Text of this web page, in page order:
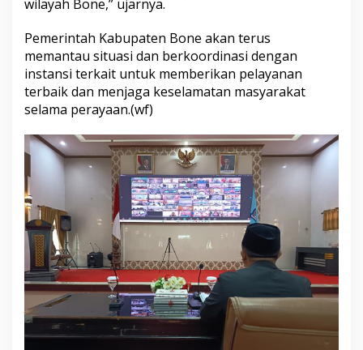
N
t
a
l
d
a
n
a
h
u
a
2
0
2
s
e
wilayah Bone,” ujarnya.
Pemerintah Kabupaten Bone akan terus
memantau situasi dan berkoordinasi dengan
instansi terkait untuk memberikan pelayanan
terbaik dan menjaga keselamatan masyarakat
selama perayaan.(wf)